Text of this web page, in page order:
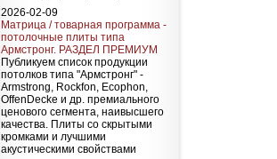
2026-02-09
Матрица / товарная программа -
потолочные плиты типа
Армстронг. РАЗДЕЛ ПРЕМИУМ
Публикуем список продукции
потолков типа "Армстронг" -
Armstrong, Rockfon, Ecophon,
OffenDecke и др. премиального
ценового сегмента, наивысшего
качества. Плиты со скрытыми
кромками и лучшими
акустическими свойствами